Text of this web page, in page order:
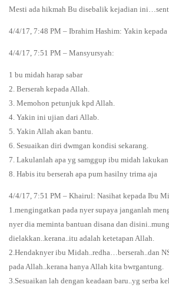
Mesti ada hikmah Bu disebalik kejadian
4/4/17, 7:48 PM – Ibrahim Hashim: Yakin
4/4/17, 7:51 PM – Mansyursyah:
1 bu midah harap sabar
2. Berserah kepada Allah.
3. Memohon petunjuk kpd Allah.
4. Yakin ini ujian dari Allab.
5. Yakin Allah akan bantu.
6. Sesuaikan diri dwmgan kondisi sekarang.
7. Lakulanlah apa yg samggup ibu midah lakukan
8. Habis itu berserah apa pum hasilny trima aja
4/4/17, 7:51 PM – Khairul: Nasihat kepada Ibu
1.mengingatkan pada nyer supaya janganlah
nyer dia meminta bantuan disana dan
dielakkan..kerana..itu adalah ketetapan Allah.
2.Hendaknyer ibu Midah..redha…berserah..dan
pada Allah..kerana hanya Allah kita bwrgantung.
3.Sesuaikan lah dengan keadaan baru..yg serba